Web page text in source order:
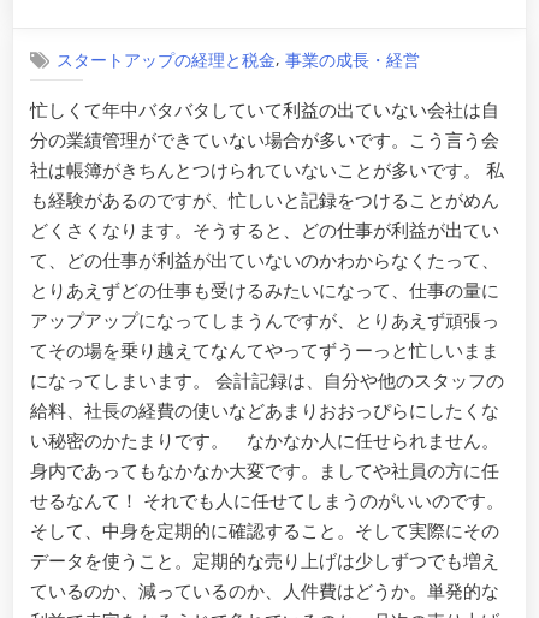
スタートアップの経理と税金,事業の成長・経営
忙しくて年中バタバタしていて利益の出ていない会社は自
分の業績管理ができていない場合が多いです。こう言う会
社は帳簿がきちんとつけられていないことが多いです。 私
も経験があるのですが、忙しいと記録をつけることがめん
どくさくなります。そうすると、どの仕事が利益が出てい
て、どの仕事が利益が出ていないのかわからなくたって、
とりあえずどの仕事も受けるみたいになって、仕事の量に
アップアップになってしまうんですが、とりあえず頑張っ
てその場を乗り越えてなんてやってずうーっと忙しいまま
になってしまいます。 会計記録は、自分や他のスタッフの
給料、社長の経費の使いなどあまりおおっぴらにしたくな
い秘密のかたまりです。 なかなか人に任せられません。
身内であってもなかなか大変です。ましてや社員の方に任
せるなんて！ それでも人に任せてしまうのがいいのです。
そして、中身を定期的に確認すること。そして実際にその
データを使うこと。定期的な売り上げは少しずつでも増え
ているのか、減っているのか、人件費はどうか。単発的な